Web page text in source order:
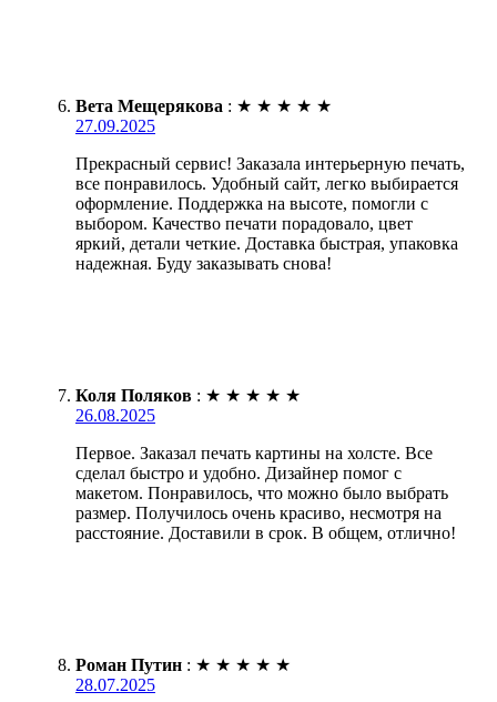
Вета Мещерякова : ★ ★ ★ ★ ★
27.09.2025
Прекрасный сервис! Заказала интерьерную печать,
все понравилось. Удобный сайт, легко выбирается
оформление. Поддержка на высоте, помогли с
выбором. Качество печати порадовало, цвет
яркий, детали четкие. Доставка быстрая, упаковка
надежная. Буду заказывать снова!
Коля Поляков : ★ ★ ★ ★ ★
26.08.2025
Первое. Заказал печать картины на холсте. Все
сделал быстро и удобно. Дизайнер помог с
макетом. Понравилось, что можно было выбрать
размер. Получилось очень красиво, несмотря на
расстояние. Доставили в срок. В общем, отлично!
Роман Путин : ★ ★ ★ ★ ★
28.07.2025